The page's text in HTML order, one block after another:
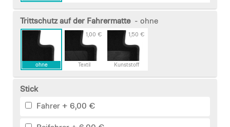
Trittschutz auf der Fahrermatte - ohne
ohne Textil
1,00 €
Kunststoff
1,50 €
Stick
Fahrer + 6,00 €